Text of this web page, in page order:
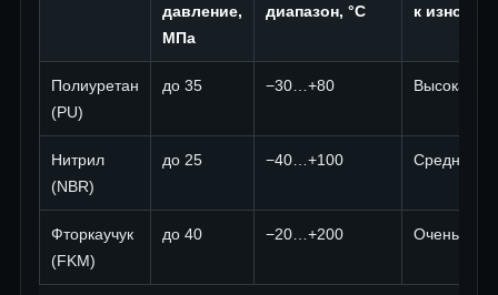
давление,
МПа
диапазон, °C
к износу
Полиуретан
(PU)
до 35 −30…+80 Высокая
Нитрил
(NBR)
до 25 −40…+100 Средняя
Фторкаучук
(FKM)
до 40 −20…+200 Очень